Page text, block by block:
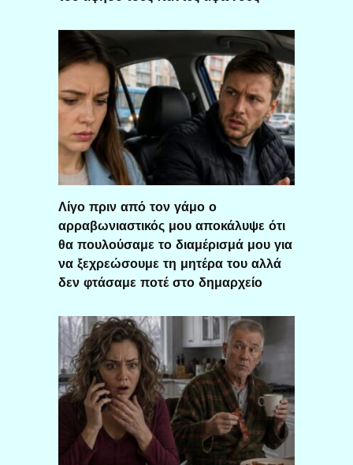
Λίγο πριν από τον γάμο ο
αρραβωνιαστικός μου αποκάλυψε ότι
θα πουλούσαμε το διαμέρισμά μου για
να ξεχρεώσουμε τη μητέρα του αλλά
δεν φτάσαμε ποτέ στο δημαρχείο